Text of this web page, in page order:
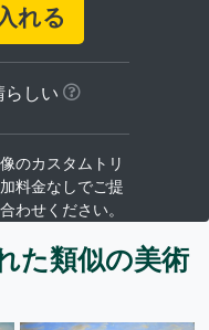
れる
らしい
のカスタムトリ
料金なしでご提
わせください。
た類似の美術